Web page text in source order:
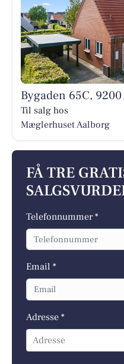
Bygaden 65C,
Til salg hos
Mæglerhuset Aalborg
FÅ TRE
Telefonnummer *
Email *
Adresse *
Adresse